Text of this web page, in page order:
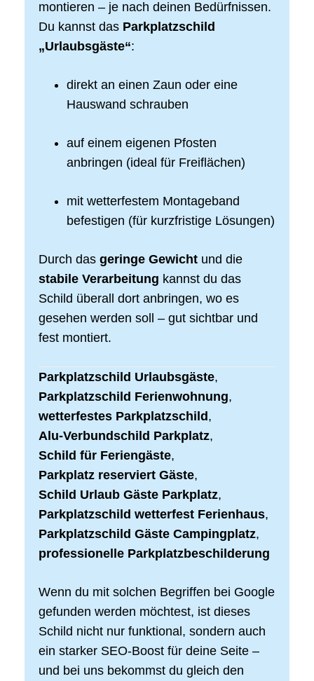
montieren – je nach deinen Bedürfnissen.
Du kannst das Parkplatzschild
„Urlaubsgäste“:
direkt an einen Zaun oder eine
Hauswand schrauben
auf einem eigenen Pfosten
anbringen (ideal für Freiflächen)
mit wetterfestem Montageband
befestigen (für kurzfristige Lösungen)
Durch das geringe Gewicht und die
stabile Verarbeitung kannst du das
Schild überall dort anbringen, wo es
gesehen werden soll – gut sichtbar und
fest montiert.
Parkplatzschild Urlaubsgäste,
Parkplatzschild Ferienwohnung,
wetterfestes Parkplatzschild,
Alu-Verbundschild Parkplatz,
Schild für Feriengäste,
Parkplatz reserviert Gäste,
Schild Urlaub Gäste Parkplatz,
Parkplatzschild wetterfest Ferienhaus,
Parkplatzschild Gäste Campingplatz,
professionelle Parkplatzbeschilderung
Wenn du mit solchen Begriffen bei Google
gefunden werden möchtest, ist dieses
Schild nicht nur funktional, sondern auch
ein starker SEO-Boost für deine Seite –
und bei uns bekommst du gleich den